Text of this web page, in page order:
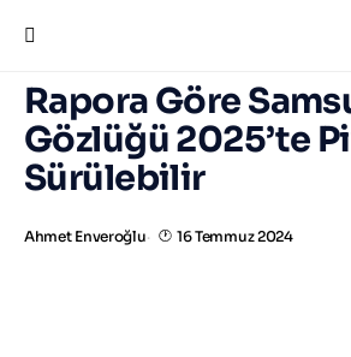
Rapora Göre
Gözlüğü 2025’te
Sürülebilir
Ahmet Enveroğlu 16 Temmuz 2024